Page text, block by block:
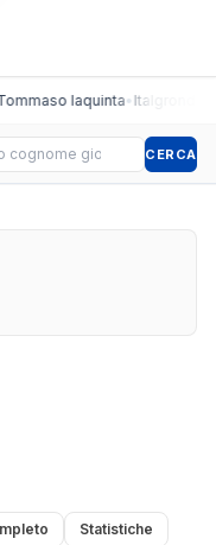
Iaquinta•Italgronda
CERCA
Statistiche